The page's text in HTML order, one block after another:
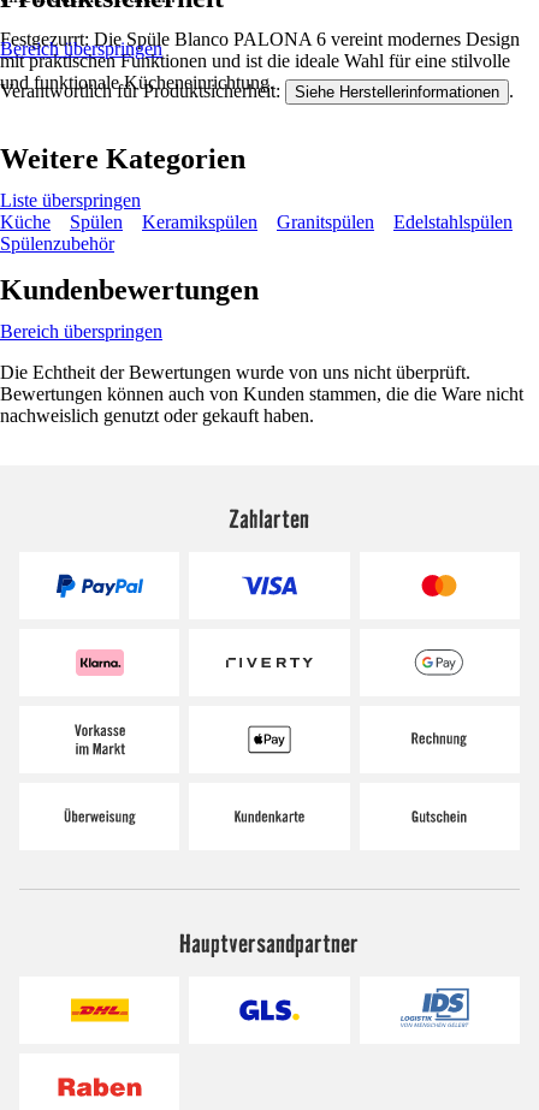
Festgezurrt: Die Spüle Blanco PALONA 6 vereint modernes Design
mit praktischen Funktionen und ist die ideale Wahl für eine stilvolle
und funktionale Kücheneinrichtung.
Bereich überspringen
Verantwortlich für Produktsicherheit: Siehe Herstellerinformationen .
Weitere Kategorien
Liste überspringen
Küche
Spülen Keramikspülen Granitspülen
Edelstahlspülen
Spülenzubehör
Kundenbewertungen
Bereich überspringen
Die Echtheit der Bewertungen wurde von uns nicht überprüft.
Bewertungen können auch von Kunden stammen, die die Ware nicht
nachweislich genutzt oder gekauft haben.
Zahlarten
Hauptversandpartner